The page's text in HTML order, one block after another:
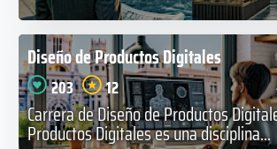
Diseño de Productos Digitales
203 12
Carrera de Diseño de Productos
Productos Digitales es una disciplina...